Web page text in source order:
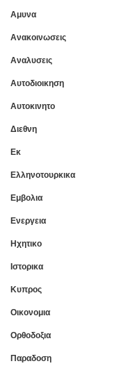
Αμυνα
Ανακοινωσεις
Αναλυσεις
Αυτοδιοικηση
Αυτοκινητο
Διεθνη
Εκ
Ελληνοτουρκικα
Εμβολια
Ενεργεια
Ηχητικο
Ιστορικα
Κυπρος
Οικονομια
Ορθοδοξια
Παραδοση